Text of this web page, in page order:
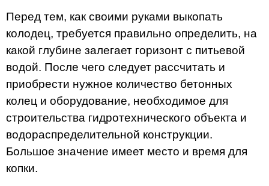
Перед тем, как своими руками выкопать
колодец, требуется правильно определить, на
какой глубине залегает горизонт с питьевой
водой. После чего следует рассчитать и
приобрести нужное количество бетонных
колец и оборудование, необходимое для
строительства гидротехнического объекта и
водораспределительной конструкции.
Большое значение имеет место и время для
копки.